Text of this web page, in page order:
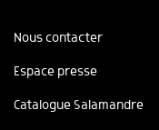
Nous contacter
Espace presse
Catalogue Salamandre